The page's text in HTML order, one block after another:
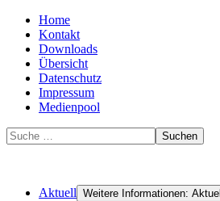
Home
Kontakt
Downloads
Übersicht
Datenschutz
Impressum
Medienpool
Suchen
Aktuell Weitere Informationen: Aktuell